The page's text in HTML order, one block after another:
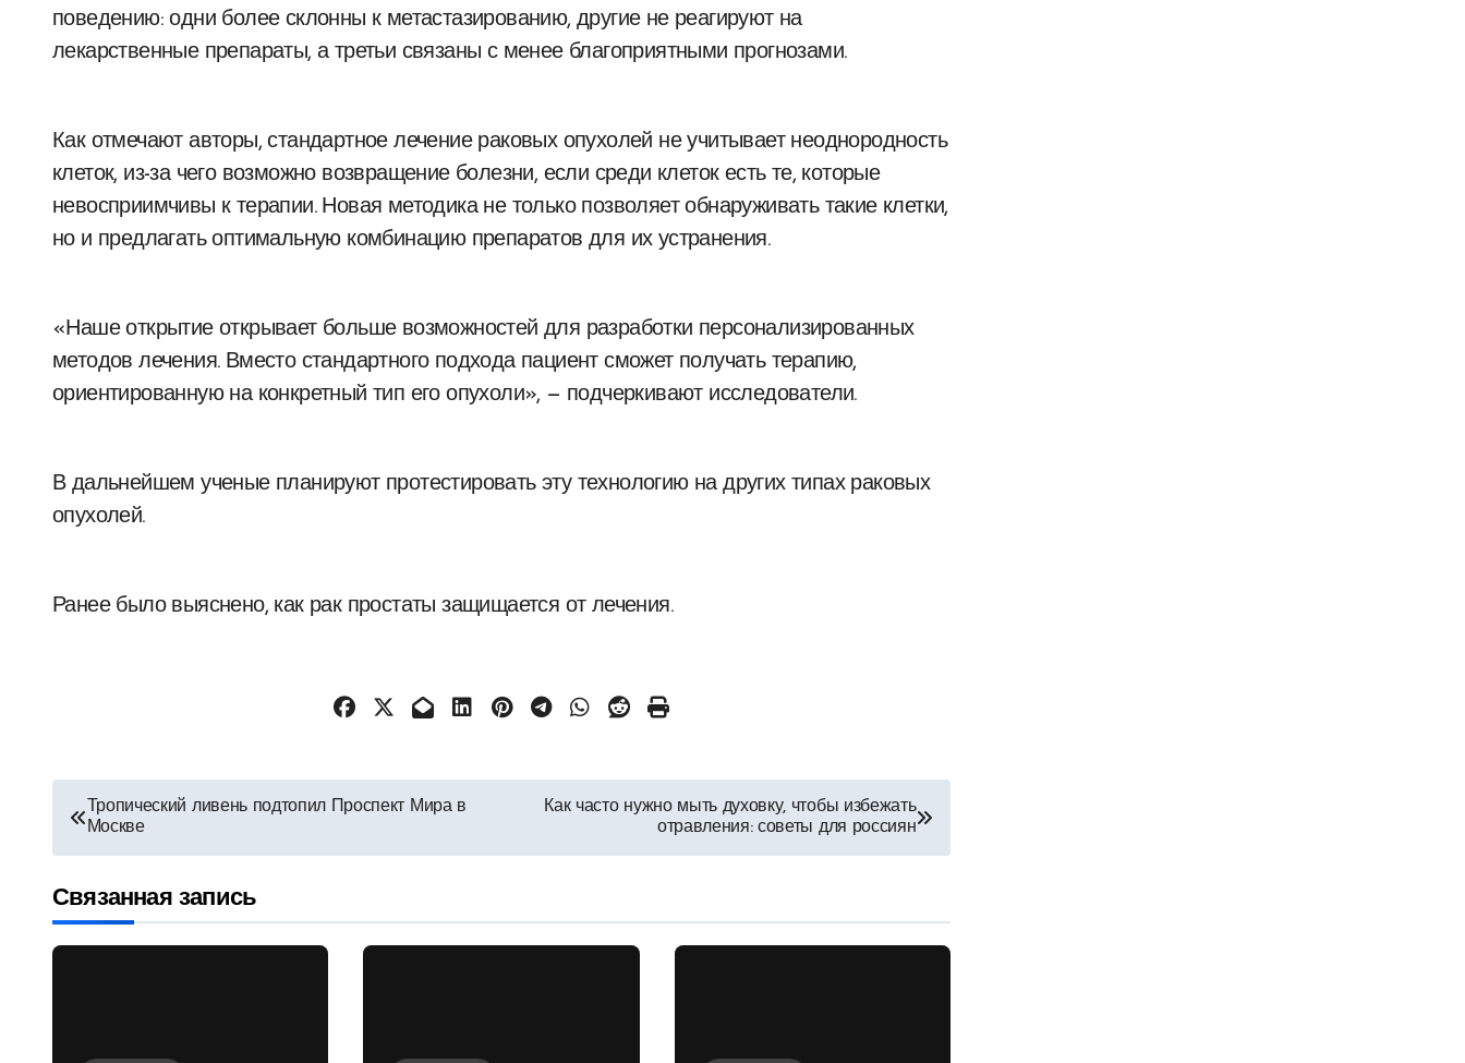
поведению: одни более склонны к метастазированию, другие не реагируют на
лекарственные препараты, а третьи связаны с менее благоприятными прогнозами.
Как отмечают авторы, стандартное лечение раковых опухолей не учитывает неоднородность
клеток, из-за чего возможно возвращение болезни, если среди клеток есть те, которые
невосприимчивы к терапии. Новая методика не только позволяет обнаруживать такие клетки,
но и предлагать оптимальную комбинацию препаратов для их устранения.
«Наше открытие открывает больше возможностей для разработки персонализированных
методов лечения. Вместо стандартного подхода пациент сможет получать терапию,
ориентированную на конкретный тип его опухоли», — подчеркивают исследователи.
В дальнейшем ученые планируют протестировать эту технологию на других типах раковых
опухолей.
Ранее было выяснено, как рак простаты защищается от лечения.
Навигация
по
записям
Тропический ливень подтопил Проспект Мира в
Москве
Как часто нужно мыть духовку, чтобы избежать
отравления: советы для россиян
Связанная запись